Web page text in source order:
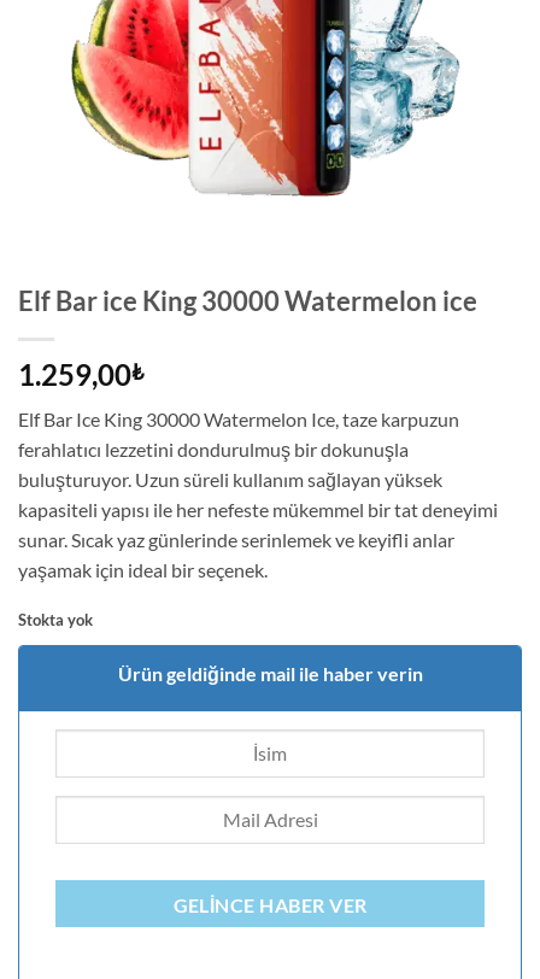
Elf Bar ice King 30000 Watermelon ice
1.259,00₺
Elf Bar Ice King 30000 Watermelon Ice, taze karpuzun
ferahlatıcı lezzetini dondurulmuş bir dokunuşla
buluşturuyor. Uzun süreli kullanım sağlayan yüksek
kapasiteli yapısı ile her nefeste mükemmel bir tat deneyimi
sunar. Sıcak yaz günlerinde serinlemek ve keyifli anlar
yaşamak için ideal bir seçenek.
Stokta yok
Ürün geldiğinde mail ile haber verin
GELINCE HABER VER